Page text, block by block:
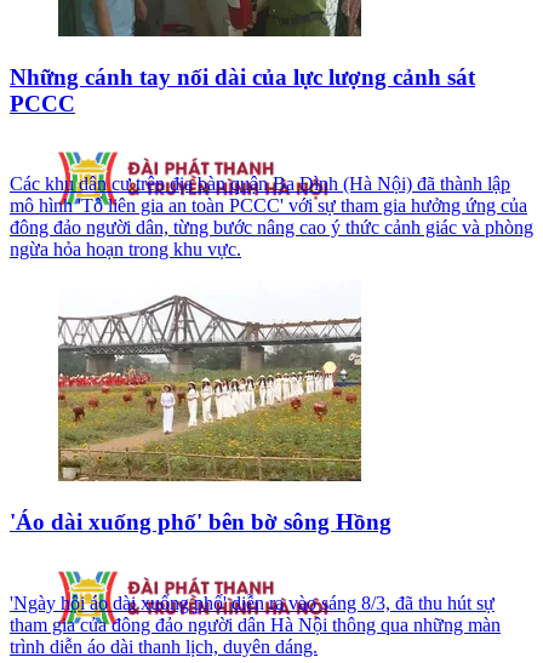
Những cánh tay nối dài của lực lượng cảnh sát
PCCC
Các khu dân cư trên địa bàn quận Ba Đình (Hà Nội) đã thành lập
mô hình 'Tổ liên gia an toàn PCCC' với sự tham gia hưởng ứng của
đông đảo người dân, từng bước nâng cao ý thức cảnh giác và phòng
ngừa hỏa hoạn trong khu vực.
'Áo dài xuống phố' bên bờ sông Hồng
'Ngày hội áo dài xuống phố' diễn ra vào sáng 8/3, đã thu hút sự
tham gia của đông đảo người dân Hà Nội thông qua những màn
trình diễn áo dài thanh lịch, duyên dáng.